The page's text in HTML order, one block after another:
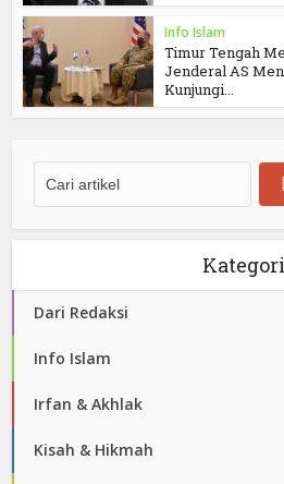
Info Islam
Timur Tengah
Jenderal AS
Kunjungi...
Kategori
Dari Redaksi
Info Islam
Irfan & Akhlak
Kisah & Hikmah